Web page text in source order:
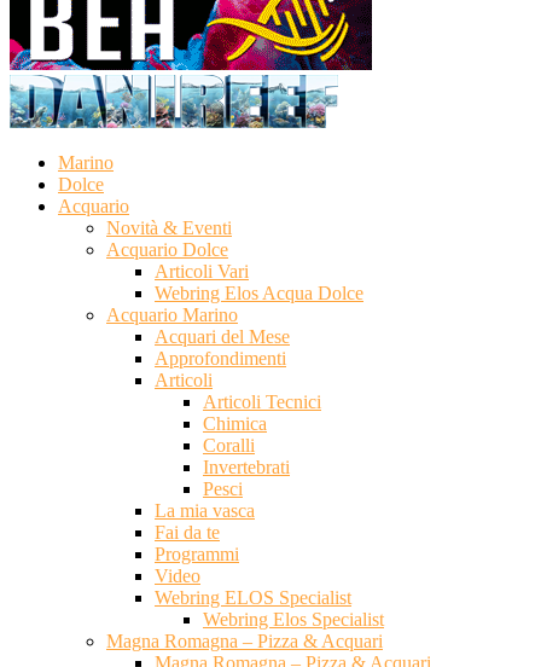
Marino
Dolce
Acquario
Novità & Eventi
Acquario Dolce
Articoli Vari
Webring Elos Acqua Dolce
Acquario Marino
Acquari del Mese
Approfondimenti
Articoli
Articoli Tecnici
Chimica
Coralli
Invertebrati
Pesci
La mia vasca
Fai da te
Programmi
Video
Webring ELOS Specialist
Webring Elos Specialist
Magna Romagna – Pizza & Acquari
Magna Romagna – Pizza & Acquari